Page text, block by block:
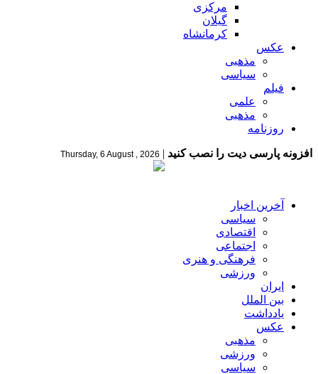
مرکزی
گیلان
کرمانشاه
عکس
مذهبی
سیاسی
فیلم
علمی
مذهبی
روزنامه
افزونه پارسی دیت را نصب کنید |
Thursday, 6 August , 2026
آخرین اخبار
سیاسی
اقتصادی
اجتماعی
فرهنگی و هنری
ورزشی
ایران
بین الملل
یادداشت
عکس
مذهبی
ورزشی
سیاسی